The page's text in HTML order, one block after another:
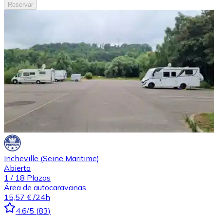
Reservar
Incheville (Seine Maritime)
Abierta
1 / 18 Plazas
Área de autocaravanas
15,57 € /24h
4.6/5 (83)